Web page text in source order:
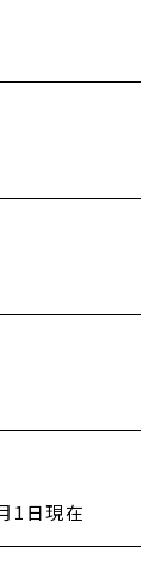
1日現在